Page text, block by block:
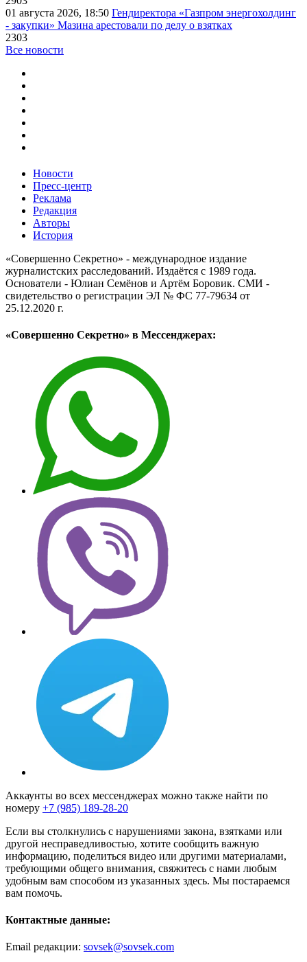
01 августа 2026, 18:50 Гендиректора «Газпром энергохолдинг
- закупки» Мазина арестовали по делу о взятках
2303
Все новости
Новости
Пресс-центр
Реклама
Редакция
Авторы
История
«Совершенно Секретно» - международное издание
журналистских расследований. Издаётся с 1989 года.
Основатели - Юлиан Семёнов и Артём Боровик. CМИ -
свидетельство о регистрации ЭЛ № ФС 77-79634 от
25.12.2020 г.
«Совершенно Секретно» в Мессенджерах:
Аккаунты во всех мессенджерах можно также найти по
номеру +7 (985) 189-28-20
Если вы столкнулись с нарушениями закона, взятками или
другой несправедливостью, хотите сообщить важную
информацию, поделиться видео или другими материалами,
требующими общего внимания, свяжитесь с нами любым
удобным вам способом из указанных здесь. Мы постараемся
вам помочь.
Контактные данные:
Email редакции: sovsek@sovsek.com